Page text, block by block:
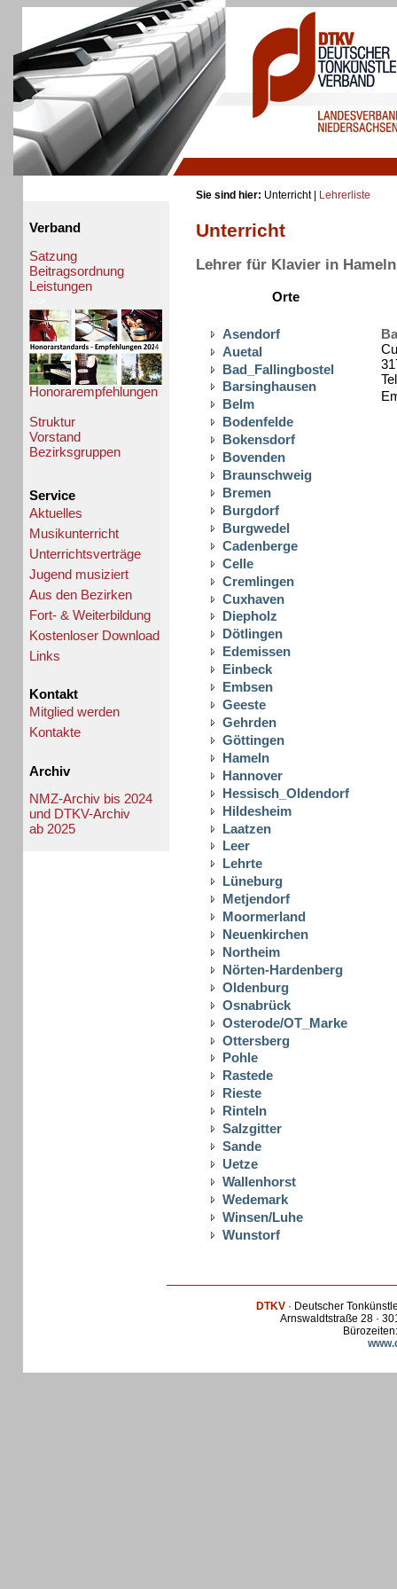
Verband
Satzung
Beitragsordnung
Leistungen
Honorarempfehlungen
Struktur
Vorstand
Bezirksgruppen
Service
Aktuelles
Musikunterricht
Unterrichtsverträge
Jugend musiziert
Aus den Bezirken
Fort- & Weiterbildung
Kostenloser Download
Links
Kontakt
Mitglied werden
Kontakte
Archiv
NMZ-Archiv bis 2024
und DTKV-Archiv
ab 2025
Sie sind hier: Unterricht | Lehrerliste
Unterricht
Lehrer für Klavier in Hameln
Orte
Asendorf
Auetal
Bad_Fallingbostel
Barsinghausen
Belm
Bodenfelde
Bokensdorf
Bovenden
Braunschweig
Bremen
Burgdorf
Burgwedel
Cadenberge
Celle
Cremlingen
Cuxhaven
Diepholz
Dötlingen
Edemissen
Einbeck
Embsen
Geeste
Gehrden
Göttingen
Hameln
Hannover
Hessisch_Oldendorf
Hildesheim
Laatzen
Leer
Lehrte
Lüneburg
Metjendorf
Moormerland
Neuenkirchen
Northeim
Nörten-Hardenberg
Oldenburg
Osnabrück
Osterode/OT_Marke
Ottersberg
Pohle
Rastede
Rieste
Rinteln
Salzgitter
Sande
Uetze
Wallenhorst
Wedemark
Winsen/Luhe
Wunstorf
DTKV· Deutscher
Arnswaldtstraße 28 ·